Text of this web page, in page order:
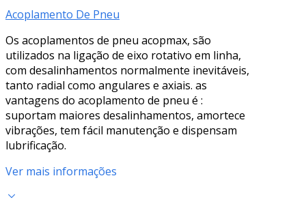
Acoplamento De Pneu
Os acoplamentos de pneu acopmax, são
utilizados na ligação de eixo rotativo em linha,
com desalinhamentos normalmente inevitáveis,
tanto radial como angulares e axiais. as
vantagens do acoplamento de pneu é :
suportam maiores desalinhamentos, amortece
vibrações, tem fácil manutenção e dispensam
lubrificação.
Ver mais informações